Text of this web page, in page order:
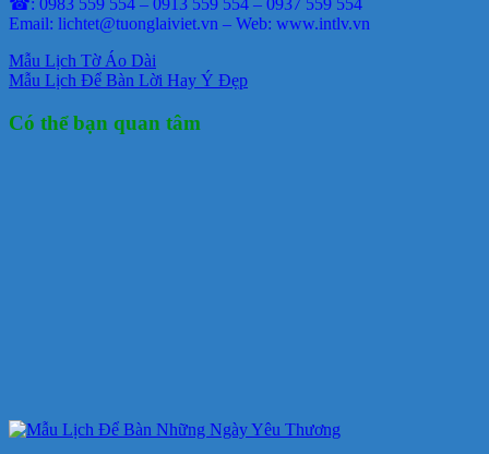
☎: 0983 559 554 – 0913 559 554 – 0937 559 554
Email: lichtet@tuonglaiviet.vn – Web: www.intlv.vn
Mẫu Lịch Tờ Áo Dài
Mẫu Lịch Để Bàn Lời Hay Ý Đẹp
Có thể bạn quan tâm